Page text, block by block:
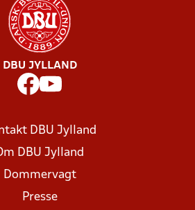
DBU JYLLAND
DBU Jylland
DBU Jylland
Dommervagt
Presse